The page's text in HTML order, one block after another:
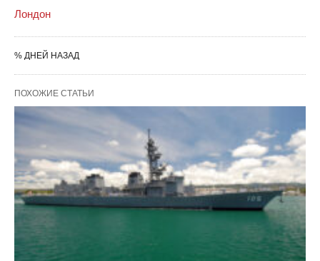
Лондон
% ДНЕЙ НАЗАД
ПОХОЖИЕ СТАТЬИ